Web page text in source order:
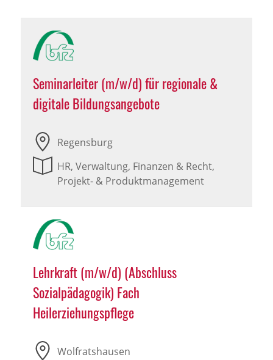
Seminarleiter (m/w/d) für regionale &
digitale Bildungsangebote
Regensburg
HR, Verwaltung, Finanzen & Recht,
Projekt- & Produktmanagement
Lehrkraft (m/w/d) (Abschluss
Sozialpädagogik) Fach
Heilerziehungspflege
Wolfratshausen